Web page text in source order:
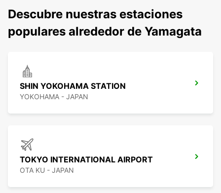
Descubre nuestras estaciones
populares alrededor de Yamagata
SHIN YOKOHAMA STATION
YOKOHAMA - JAPAN
TOKYO INTERNATIONAL AIRPORT
OTA KU - JAPAN